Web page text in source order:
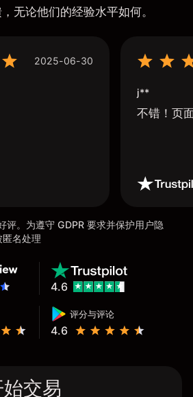
无论他们的经验水平如何。
2025-06-30
j**
不错！页
评。为遵守 GDPR 要求并保护用户隐
名处理
评分与评论
4.6
4.6
交易